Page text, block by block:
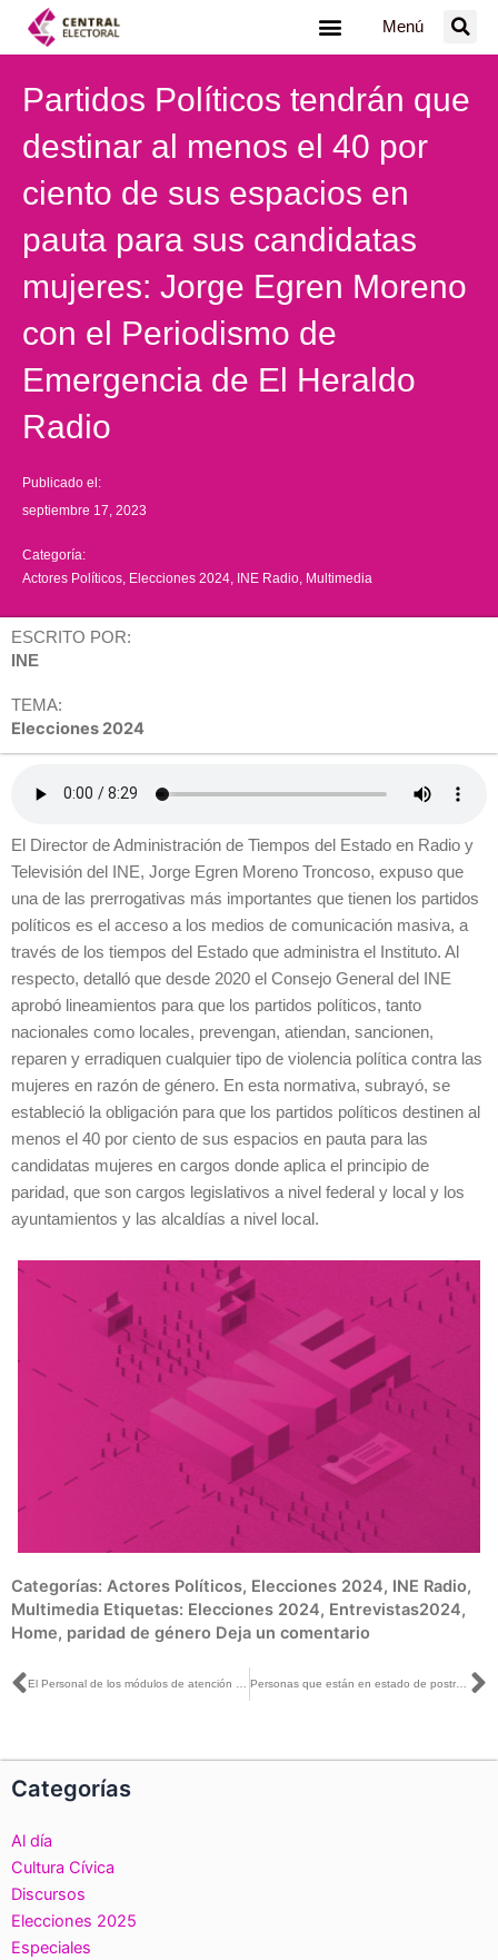
Menú
Partidos Políticos tendrán que
destinar al menos el 40 por
ciento de sus espacios en
pauta para sus candidatas
mujeres: Jorge Egren Moreno
con el Periodismo de
Emergencia de El Heraldo
Radio
Publicado el:
septiembre 17, 2023
Categoría:
Actores Políticos Elecciones 2024 INE Radio Multimedia
ESCRITO POR:
INE
TEMA:
Elecciones 2024
El Director de Administración de Tiempos del Estado en Radio y
Televisión del INE, Jorge Egren Moreno Troncoso, expuso que
una de las prerrogativas más importantes que tienen los partidos
políticos es el acceso a los medios de comunicación masiva, a
través de los tiempos del Estado que administra el Instituto. Al
respecto, detalló que desde 2020 el Consejo General del INE
aprobó lineamientos para que los partidos políticos, tanto
nacionales como locales, prevengan, atiendan, sancionen,
reparen y erradiquen cualquier tipo de violencia política contra las
mujeres en razón de género. En esta normativa, subrayó, se
estableció la obligación para que los partidos políticos destinen al
menos el 40 por ciento de sus espacios en pauta para las
candidatas mujeres en cargos donde aplica el principio de
paridad, que son cargos legislativos a nivel federal y local y los
ayuntamientos y las alcaldías a nivel local.
Categorías: Actores Políticos, Elecciones 2024, INE Radio,
Multimedia Etiquetas: Elecciones 2024, Entrevistas2024,
Home, paridad de género Deja un comentario
Ant Personas que están en estado de postración podrán votar desde su domicilio en 2024: Dania Ravel con Sergio Sarmiento y Lupita Juárez
Categorías
Al día
Cultura Cívica
Discursos
Elecciones 2025
Especiales